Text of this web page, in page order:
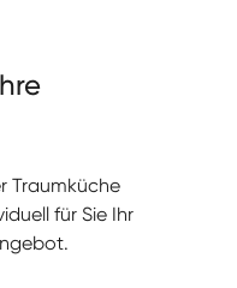
Traumküche
für Sie Ihr